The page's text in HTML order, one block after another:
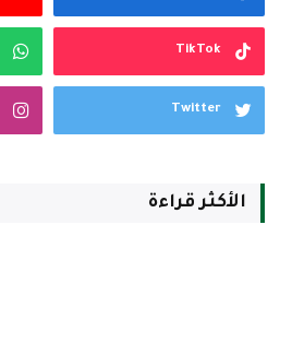
TikTok
Twitter
الأكثر قراءة